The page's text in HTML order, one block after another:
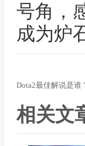
号角，
成为炉
Dota2最佳解说是谁
相关文